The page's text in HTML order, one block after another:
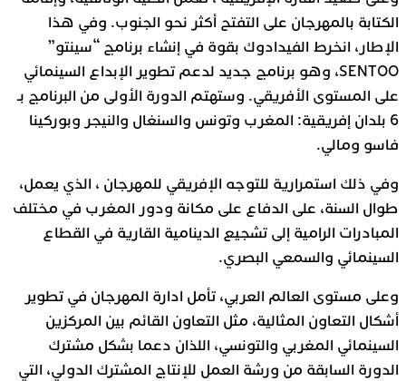
الكتابة بالمهرجان على التفتح أكثر نحو الجنوب. وفي هذا
الإطار، انخرط الفيدادوك بقوة في إنشاء برنامج “سينتو”
SENTOO، وهو برنامج جديد لدعم تطوير الإبداع السينمائي
على المستوى الأفريقي. وستهتم الدورة الأولى من البرنامج بـ
6 بلدان إفريقية: المغرب وتونس والسنغال والنيجر وبوركينا
فاسو ومالي.
وفي ذلك استمرارية للتوجه الإفريقي للمهرجان ، الذي يعمل،
طوال السنة، على الدفاع على مكانة ودور المغرب في مختلف
المبادرات الرامية إلى تشجيع الدينامية القارية في القطاع
السينمائي والسمعي البصري.
وعلى مستوى العالم العربي، تأمل ادارة المهرجان في تطوير
أشكال التعاون المثالية، مثل التعاون القائم بين المركزين
السينمائي المغربي والتونسي، اللذان دعما بشكل مشترك
الدورة السابقة من ورشة العمل للإنتاج المشترك الدولي، التي